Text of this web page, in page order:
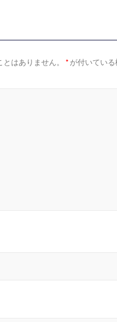
はありません。 * が付いてい